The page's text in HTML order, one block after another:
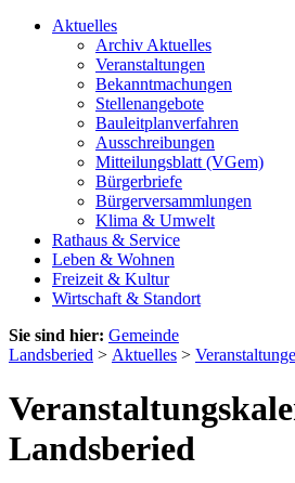
Aktuelles
Archiv Aktuelles
Veranstaltungen
Bekanntmachungen
Stellenangebote
Bauleitplanverfahren
Ausschreibungen
Mitteilungsblatt (VGem)
Bürgerbriefe
Bürgerversammlungen
Klima & Umwelt
Rathaus & Service
Leben & Wohnen
Freizeit & Kultur
Wirtschaft & Standort
Sie sind hier: Gemeinde
Landsberied > Aktuelles >
Landsberied